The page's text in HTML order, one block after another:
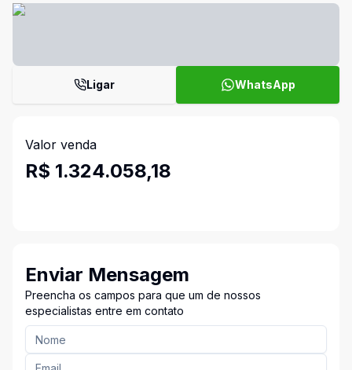
Ligar WhatsApp
Valor venda
R$ 1.324.058,18
Enviar Mensagem
Preencha os campos para que um de nossos
especialistas entre em contato